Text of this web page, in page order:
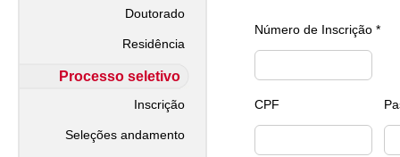
Doutorado
Residência
Processo seletivo
Inscrição
Seleções andamento
Número de Inscrição *
CPF